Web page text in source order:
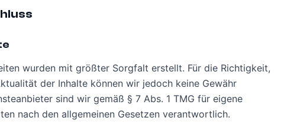
wurden mit größter Sorgfalt erstellt. Für die Richtigkeit,
der Inhalte können wir jedoch keine Gewähr
sind wir gemäß § 7 Abs. 1 TMG für eigene
nach den allgemeinen Gesetzen verantwortlich.